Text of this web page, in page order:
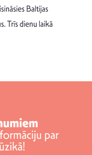
Baltijas
Trīs dienu laikā
par